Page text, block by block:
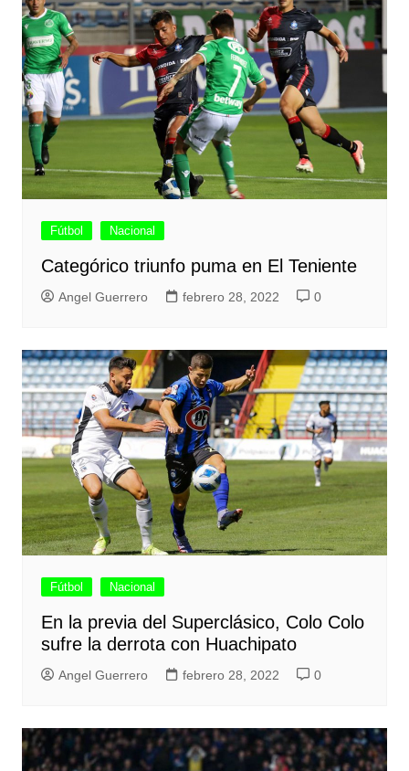
Fútbol Nacional
Categórico triunfo puma en El Teniente
Angel Guerrero febrero 28, 2022 0
Fútbol Nacional
En la previa del Superclásico, Colo Colo
sufre la derrota con Huachipato
Angel Guerrero febrero 28, 2022 0